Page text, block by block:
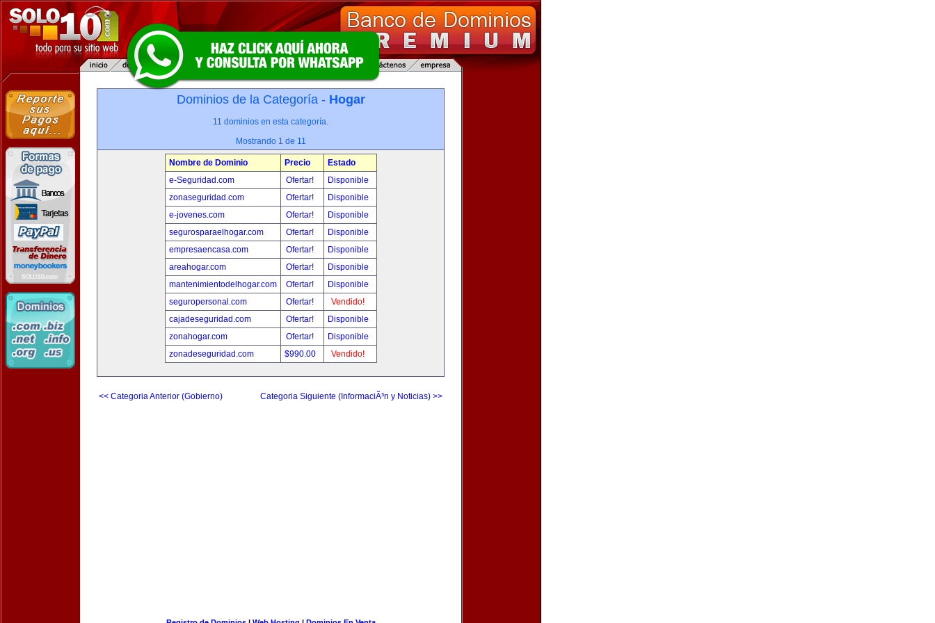
Dominios de la Categoría - Hogar
11 dominios en esta categoría.
Mostrando 1 de 11
Nombre de Dominio Precio
Estado
e-Seguridad.com
Ofertar!
Disponible
zonaseguridad.com
Ofertar!
Disponible
e-jovenes.com
Ofertar!
Disponible
segurosparaelhogar.com
Ofertar!
Disponible
empresaencasa.com
Ofertar!
Disponible
areahogar.com
Ofertar!
Disponible
mantenimientodelhogar.com
Ofertar!
Disponible
seguropersonal.com
Ofertar!
Vendido!
cajadeseguridad.com
Ofertar!
Disponible
zonahogar.com
Ofertar!
Disponible
zonadeseguridad.com
$990.00 Vendido!
<< Categoria Anterior (Gobierno) Categoria Siguiente (InformaciÃ³n y Noticias) >>